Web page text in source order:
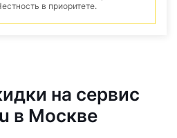
в приоритете.
на сервис
в Москве